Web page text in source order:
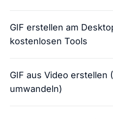
GIF erstellen am
kostenlosen Tools
GIF aus Video erstellen
umwandeln)